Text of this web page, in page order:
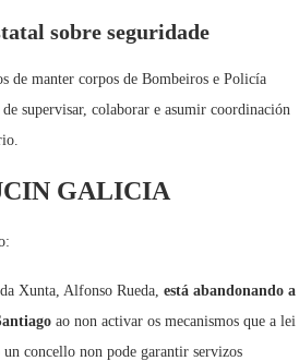
sobre seguridade
de manter corpos de Bombeiros e Policía
supervisar, colaborar e asumir coordinación
GALICIA
Xunta, Alfonso Rueda, está abandonando a
ao non activar os mecanismos que a lei
concello non pode garantir servizos